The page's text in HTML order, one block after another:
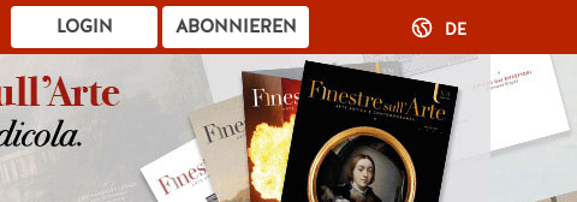
ABONNIEREN
LOGIN DE